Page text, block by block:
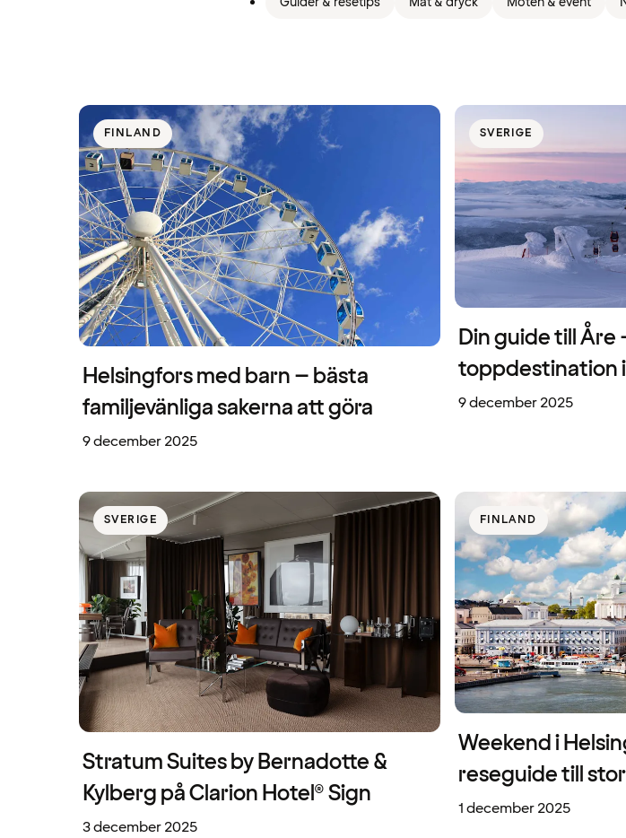
FINLAND
Helsingfors med barn – bästa
familjevänliga sakerna att göra
9 december 2025
SVERIGE
Din guide till Åre
toppdestination
9 december 2025
SVERIGE
Stratum Suites by Bernadotte &
Kylberg på Clarion Hotel® Sign
3 december 2025
FINLAND
Weekend i
reseguide till
1 december 2025